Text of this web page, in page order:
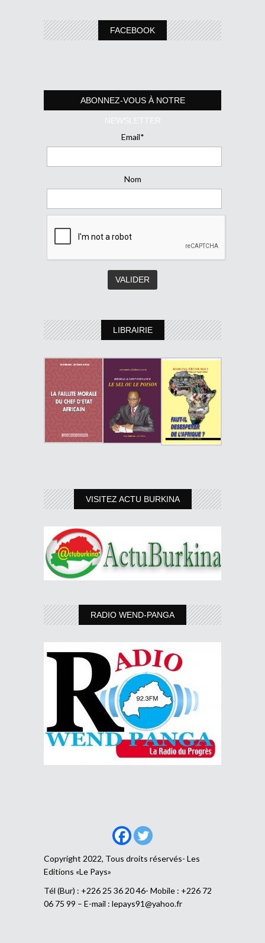
FACEBOOK
ABONNEZ-VOUS À NOTRE
NEWSLETTER
Email*
Nom
LIBRAIRIE
VISITEZ ACTU BURKINA
RADIO WEND-PANGA
Copyright 2022, Tous droits réservés- Les
Editions «Le Pays»
Tél (Bur) : +226 25 36 20 46- Mobile : +226 72
06 75 99 – E-mail : lepays91@yahoo.fr